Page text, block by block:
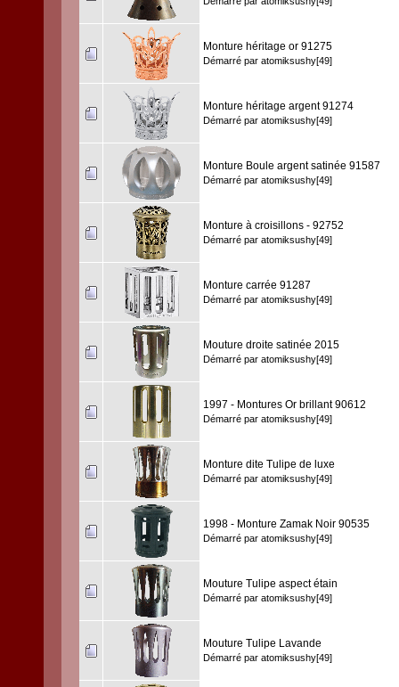
Monture héritage or 91275
Démarré par atomiksushy[49]
Monture héritage argent 91274
Démarré par atomiksushy[49]
Monture Boule argent satinée 91587
Démarré par atomiksushy[49]
Monture à croisillons - 92752
Démarré par atomiksushy[49]
Monture carrée 91287
Démarré par atomiksushy[49]
Mouture droite satinée 2015
Démarré par atomiksushy[49]
1997 - Montures Or brillant 90612
Démarré par atomiksushy[49]
Monture dite Tulipe de luxe
Démarré par atomiksushy[49]
1998 - Monture Zamak Noir 90535
Démarré par atomiksushy[49]
Mouture Tulipe aspect étain
Démarré par atomiksushy[49]
Mouture Tulipe Lavande
Démarré par atomiksushy[49]